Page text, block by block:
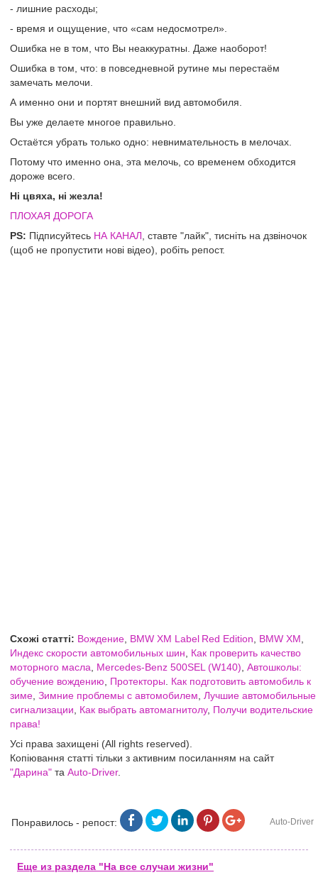
- лишние расходы;
- время и ощущение, что «сам недосмотрел».
Ошибка не в том, что Вы неаккуратны. Даже наоборот!
Ошибка в том, что: в повседневной рутине мы перестаём
замечать мелочи.
А именно они и портят внешний вид автомобиля.
Вы уже делаете многое правильно.
Остаётся убрать только одно: невнимательность в мелочах.
Потому что именно она, эта мелочь, со временем обходится
дороже всего.
Ні цвяха, ні жезла!
ПЛОХАЯ ДОРОГА
PS: Підписуйтесь НА КАНАЛ , ставте "лайк", тисніть на дзвіночок
(щоб не пропустити нові відео), робіть репост.
Схожі статті: Вождение BMW XM Label Red Edition BMW XM
Индекс скорости автомобильных шин
Как проверить качество
моторного масла
Mercedes-Benz 500SEL (W140) Автошколы:
обучение вождению
Протекторы
Как подготовить автомобиль к
зиме Зимние проблемы с автомобилем Лучшие автомобильные
сигнализации
Как выбрать автомагнитолу, Получи водительские
права!
Усі права захищені (All rights reserved).
Копіювання статті тільки з активним посиланням на сайт
"Дарина" та Auto-Driver.
Понравилось - репост: Auto-Driver
Еще из раздела "На все случаи жизни"